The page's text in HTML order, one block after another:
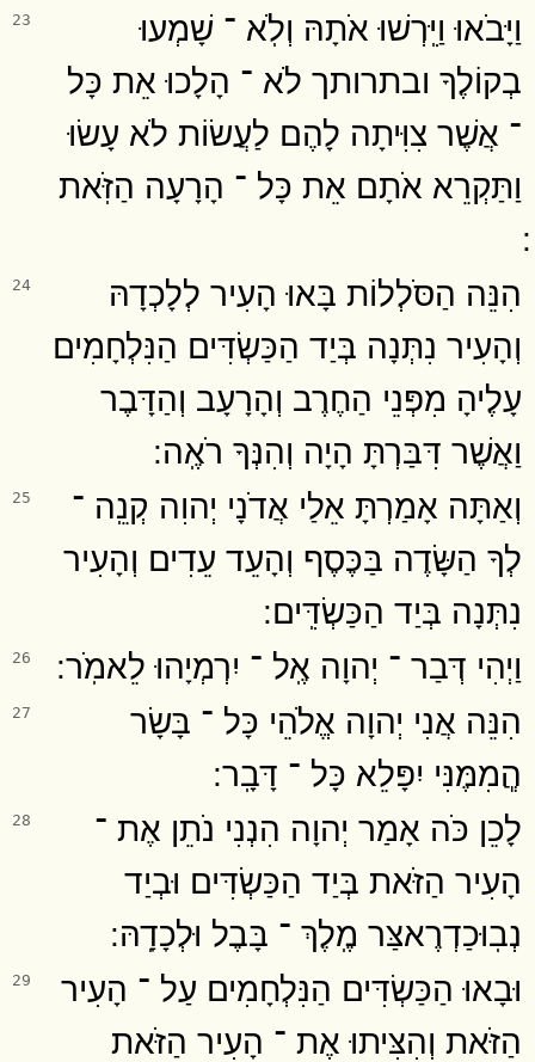
23
וַיָּבֹאוּ וַיִּֽרְשׁוּ אֹתָהּ וְלֹֽא ־ שָׁמְעוּ
בְקוֹלֶךָ ובתרותך לֹא ־ הָלָכוּ אֵת כָּל
־ אֲשֶׁר צִוִּיתָה לָהֶם לַעֲשׂוֹת לֹא עָשׂוּ
וַתַּקְרֵא אֹתָם אֵת כָּל ־ הָרָעָה הַזֹּֽאת
24
הִנֵּה הַסֹּלְלוֹת בָּאוּ הָעִיר לְלָכְדָהּ
וְהָעִיר נִתְּנָה בְּיַד הַכַּשְׂדִּים הַנִּלְחָמִים
עָלֶיהָ מִפְּנֵי הַחֶרֶב וְהָרָעָב וְהַדָּבֶר
וַאֲשֶׁר דִּבַּרְתָּ הָיָה וְהִנְּךָ רֹאֶֽה ׃
25
וְאַתָּה אָמַרְתָּ אֵלַי אֲדֹנָי יְהוִה קְנֵֽה ־
לְךָ הַשָּׂדֶה בַּכֶּסֶף וְהָעֵד עֵדִים וְהָעִיר
נִתְּנָה בְּיַד הַכַּשְׂדִּֽים ׃
26 וַיְהִי דְּבַר ־ יְהוָה אֶֽל ־ יִרְמְיָהוּ לֵאמֹֽר ׃
27
הִנֵּה אֲנִי יְהוָה אֱלֹהֵי כָּל ־ בָּשָׂר
הֲ‍ֽמִמֶּנִּי יִפָּלֵא כָּל ־ דָּבָֽר ׃
28
לָכֵן כֹּה אָמַר יְהוָה הִנְנִי נֹתֵן אֶת ־
הָעִיר הַזֹּאת בְּיַד הַכַּשְׂדִּים וּבְיַד
נְבֽוּכַדְרֶאצַּר מֶֽלֶךְ ־ בָּבֶל וּלְכָדָֽהּ ׃
29
וּבָאוּ הַכַּשְׂדִּים הַנִּלְחָמִים עַל ־ הָעִיר
הַזֹּאת וְהִצִּיתוּ אֶת ־ הָעִיר הַזֹּאת